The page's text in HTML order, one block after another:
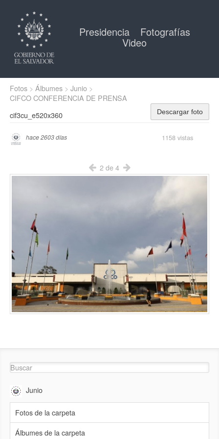
Presidencia Fotografías
Video
Fotos Álbumes
Junio
CIFCO CONFERENCIA DE PRENSA
Descargar foto
cif3cu_e520x360
1158 vistas
hace 2603 días
2 de 4
Junio
Fotos de la carpeta
Álbumes de la carpeta